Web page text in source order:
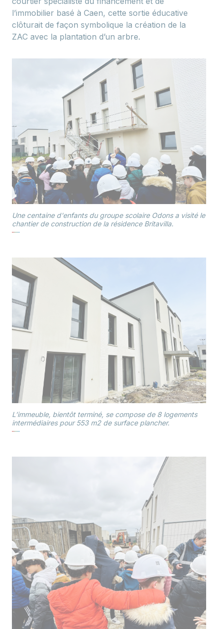
l’immobilier basé à Caen, cette sortie éducative
clôturait de façon symbolique la création de la
ZAC avec la plantation d’un arbre.
Une centaine d'enfants du groupe scolaire Odons a visité le
chantier de construction de la résidence Britavilla.
L’immeuble, bientôt terminé, se compose de 8 logements
intermédiaires pour 553 m2 de surface plancher.